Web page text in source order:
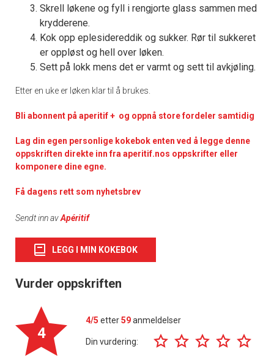
Skrell løkene og fyll i rengjorte glass sammen med
krydderene.
Kok opp eplesidereddik og sukker. Rør til sukkeret
er oppløst og hell over løken.
Sett på lokk mens det er varmt og sett til avkjøling.
Etter en uke er løken klar til å brukes.
Bli abonnent på aperitif + og oppnå store fordeler samtidig
Lag din egen personlige kokebok enten ved å legge denne
oppskriften direkte inn fra aperitif.nos oppskrifter eller
komponere dine egne.
Få dagens rett som nyhetsbrev
Sendt inn avApéritif
LEGG I MIN KOKEBOK
Vurder oppskriften
4
4/5 etter59anmeldelser
Din vurdering: